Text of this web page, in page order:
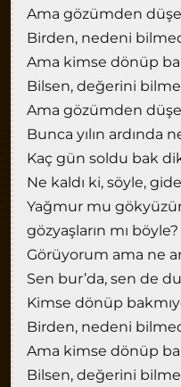
Ama gözümden
Birden, nedeni
Ama kimse dönüp
Bilsen, değerini
Ama gözümden
Bunca yılın ardında
Kaç gün soldu bak
Ne kaldı ki, söyle,
Yağmur mu
gözyaşların mı böyle?
Görüyorum ama ne
Sеn bur’da, sen de
Kimse dönüp
Birden, nedeni
Ama kimse dönüp
Bilsen, değerini